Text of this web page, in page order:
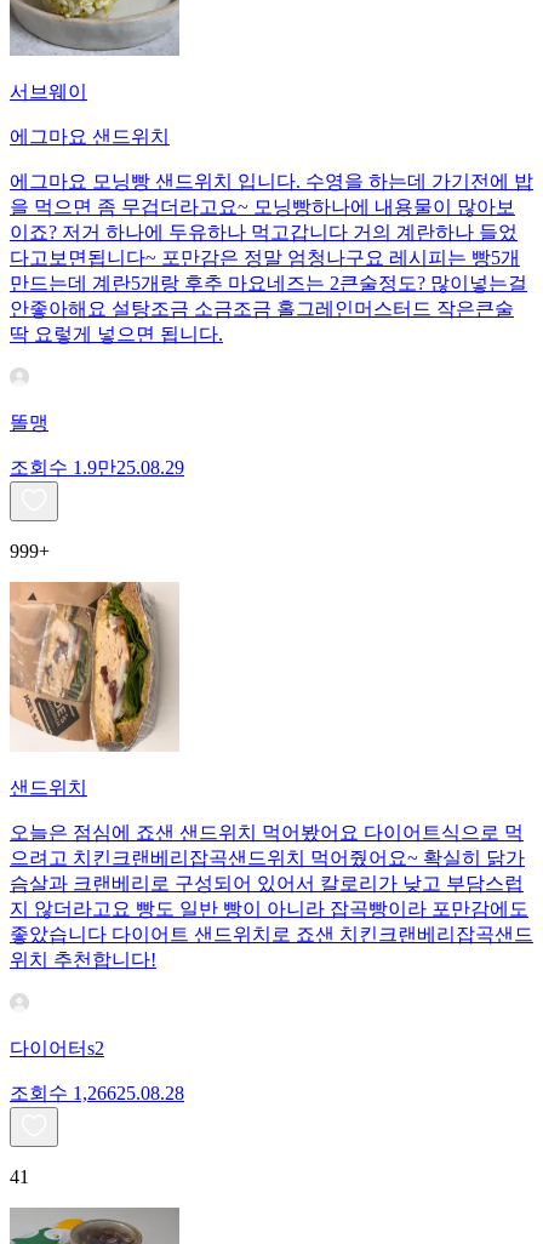
서브웨이
에그마요 샌드위치
에그마요 모닝빵 샌드위치 입니다. 수영을 하는데 가기전에 밥
을 먹으면 좀 무겁더라고요~ 모닝빵하나에 내용물이 많아보
이죠? 저거 하나에 두유하나 먹고갑니다 거의 계란하나 들었
다고보면됩니다~ 포만감은 정말 엄청나구요 레시피는 빵5개
만드는데 계란5개랑 후추 마요네즈는 2큰술정도? 많이넣는걸
안좋아해요 설탕조금 소금조금 홀그레인머스터드 작은큰술
딱 요렇게 넣으면 됩니다.
똘맹
조회수 1.9만25.08.29
999+
샌드위치
오늘은 점심에 죠샌 샌드위치 먹어봤어요 다이어트식으로 먹
으려고 치킨크랜베리잡곡샌드위치 먹어줬어요~ 확실히 닭가
슴살과 크랜베리로 구성되어 있어서 칼로리가 낮고 부담스럽
지 않더라고요 빵도 일반 빵이 아니라 잡곡빵이라 포만감에도
좋았습니다 다이어트 샌드위치로 죠샌 치킨크랜베리잡곡샌드
위치 추천합니다!
다이어터s2
조회수 1,26625.08.28
41